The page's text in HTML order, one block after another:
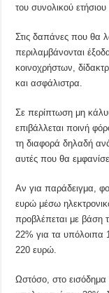
του συνολικού ετήσιου
Στις δαπάνες που θα
περιλαμβάνονται
κοινοχρήστων,
και ασφάλιστρα.
Σε περίπτωση μη
επιβάλλεται ποινή
τη διαφορά δηλαδή
αυτές που θα
Αν για παράδειγμα,
ευρώ μέσω
προβλέπεται με βάση
22% για τα
220 ευρώ.
Ωστόσο, στο